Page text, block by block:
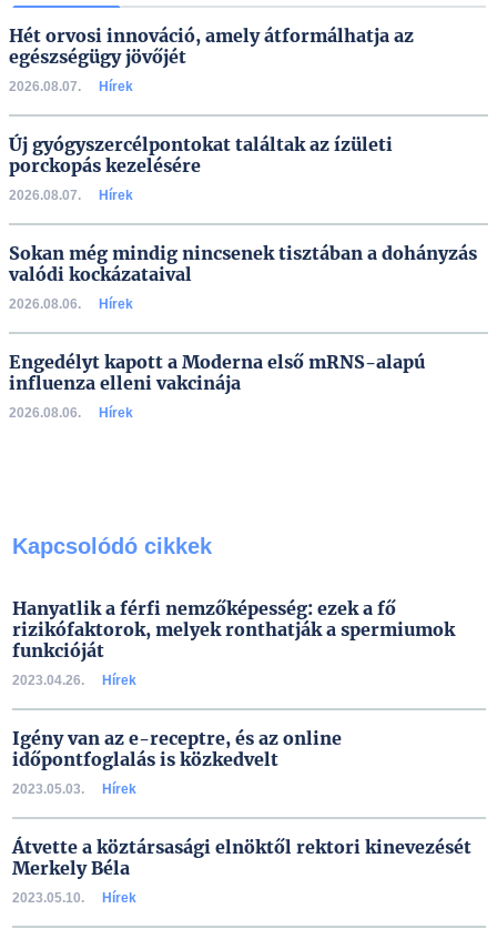
Hét orvosi innováció, amely átformálhatja az
egészségügy jövőjét
2026.08.07. Hírek
Új gyógyszercélpontokat találtak az ízületi
porckopás kezelésére
2026.08.07. Hírek
Sokan még mindig nincsenek tisztában a dohányzás
valódi kockázataival
2026.08.06. Hírek
Engedélyt kapott a Moderna első mRNS-alapú
influenza elleni vakcinája
2026.08.06. Hírek
Kapcsolódó cikkek
Hanyatlik a férfi nemzőképesség: ezek a fő
rizikófaktorok, melyek ronthatják a spermiumok
funkcióját
2023.04.26. Hírek
Igény van az e-receptre, és az online
időpontfoglalás is közkedvelt
2023.05.03. Hírek
Átvette a köztársasági elnöktől rektori kinevezését
Merkely Béla
2023.05.10. Hírek